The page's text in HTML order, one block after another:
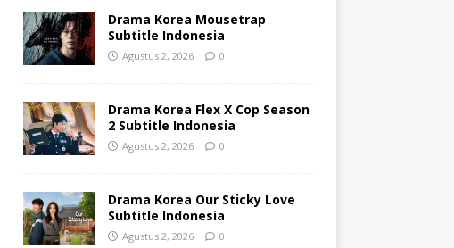
Drama Korea Mousetrap
Subtitle Indonesia
Agustus 2, 2026 0
Drama Korea Flex X Cop Season
2 Subtitle Indonesia
Agustus 2, 2026 0
Drama Korea Our Sticky Love
Subtitle Indonesia
Agustus 2, 2026 0